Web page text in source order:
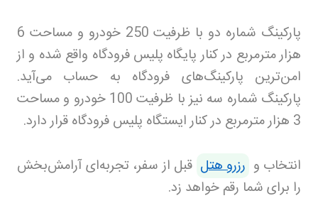
پارکینگ شماره دو با ظرفیت 250 خودرو و مساحت 6
هزار مترمربع در کنار پایگاه پلیس فرودگاه واقع شده و از
امن‌ترین پارکینگ‌های فرودگاه به حساب می‌آید.
پارکینگ شماره سه نیز با ظرفیت 100 خودرو و مساحت
3 هزار مترمربع در کنار ایستگاه پلیس فرودگاه قرار دارد
.
انتخاب و رزرو هتل قبل از سفر، تجربه‌ای آرامش‌بخش
را برای شما رقم خواهد زد.